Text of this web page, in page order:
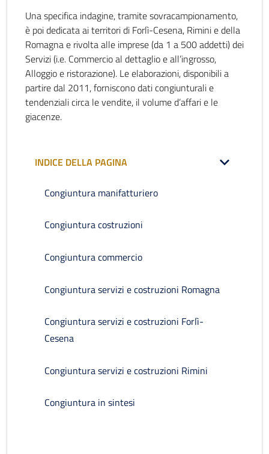
Una specifica indagine, tramite sovracampionamento,
è poi dedicata ai territori di Forlì-Cesena, Rimini e della
Romagna e rivolta alle imprese (da 1 a 500 addetti) dei
Servizi (i.e. Commercio al dettaglio e all’ingrosso,
Alloggio e ristorazione). Le elaborazioni, disponibili a
partire dal 2011, forniscono dati congiunturali e
tendenziali circa le vendite, il volume d’affari e le
giacenze.
INDICE DELLA PAGINA
Congiuntura manifatturiero
Congiuntura costruzioni
Congiuntura commercio
Congiuntura servizi e costruzioni Romagna
Congiuntura servizi e costruzioni Forlì-
Cesena
Congiuntura servizi e costruzioni Rimini
Congiuntura in sintesi